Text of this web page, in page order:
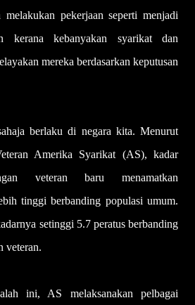
melakukan pekerjaan seperti menjadi
kerana kebanyakan syarikat dan
mereka berdasarkan keputusan
berlaku di negara kita. Menurut
Amerika Syarikat (AS), kadar
veteran baru menamatkan
tinggi berbanding populasi umum.
setinggi 5.7 peratus berbanding
veteran.
ini, AS melaksanakan pelbagai